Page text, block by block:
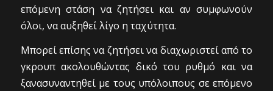
επόμενη στάση να ζητήσει και αν συμφωνούν
όλοι, να αυξηθεί λίγο η ταχύτητα.
Μπορεί επίσης να ζητήσει να διαχωριστεί από το
γκρουπ ακολουθώντας δικό του ρυθμό και να
ξανασυναντηθεί με τους υπόλοιπους σε επόμενο